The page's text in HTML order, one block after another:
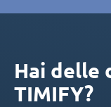
Hai delle
TIMIFY?